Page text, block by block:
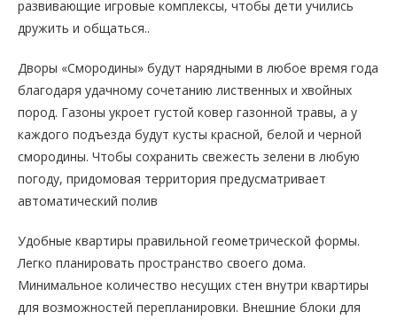
развивающие игровые комплексы, чтобы дети учились
дружить и общаться..
Дворы «Смородины» будут нарядными в любое время года
благодаря удачному сочетанию лиственных и хвойных
пород. Газоны укроет густой ковер газонной травы, а у
каждого подъезда будут кусты красной, белой и черной
смородины. Чтобы сохранить свежесть зелени в любую
погоду, придомовая территория предусматривает
автоматический полив
Удобные квартиры правильной геометрической формы.
Легко планировать пространство своего дома.
Минимальное количество несущих стен внутри квартиры
для возможностей перепланировки. Внешние блоки для